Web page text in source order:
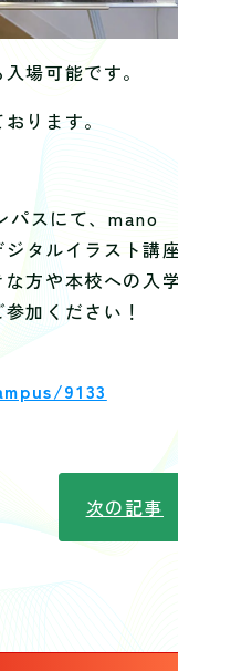
場可能です。
ります。
パスにて、mano
タルイラスト講座を
方や本校への入学を
加ください！
9133
次の記事